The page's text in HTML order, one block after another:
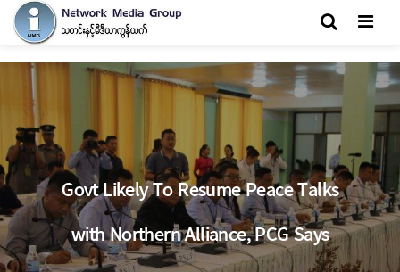
Govt Likely To Resume Peace Talks
with Northern Alliance, PCG Says